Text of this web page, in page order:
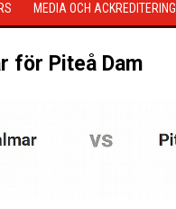
MEDIA OCH ACKREDITERING
för Piteå Dam